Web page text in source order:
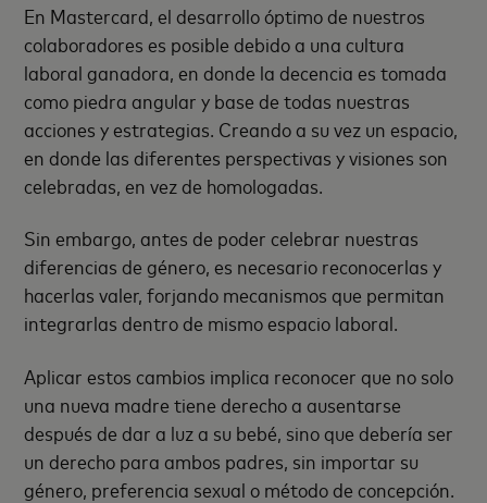
En Mastercard, el desarrollo óptimo de nuestros
colaboradores es posible debido a una cultura
laboral ganadora, en donde la decencia es tomada
como piedra angular y base de todas nuestras
acciones y estrategias. Creando a su vez un espacio,
en donde las diferentes perspectivas y visiones son
celebradas, en vez de homologadas.
Sin embargo, antes de poder celebrar nuestras
diferencias de género, es necesario reconocerlas y
hacerlas valer, forjando mecanismos que permitan
integrarlas dentro de mismo espacio laboral.
Aplicar estos cambios implica reconocer que no solo
una nueva madre tiene derecho a ausentarse
después de dar a luz a su bebé, sino que debería ser
un derecho para ambos padres, sin importar su
género, preferencia sexual o método de concepción.